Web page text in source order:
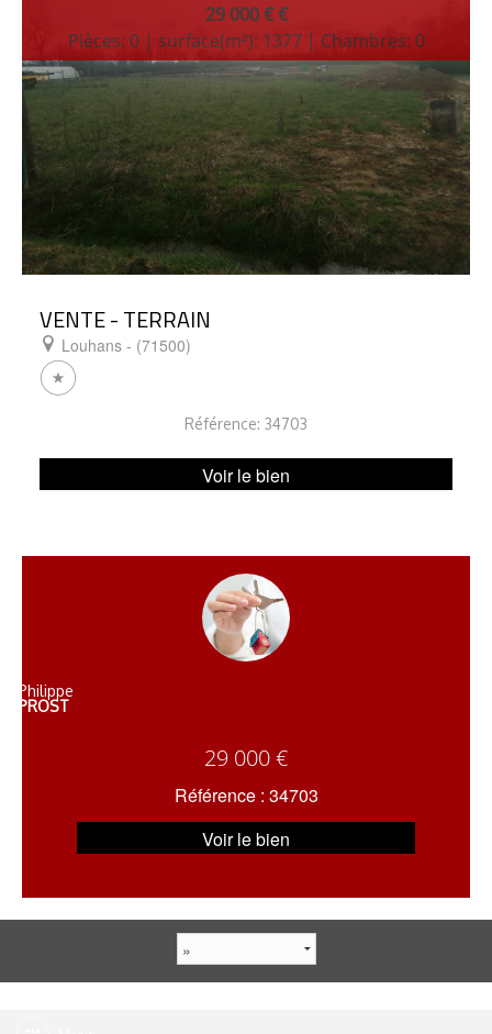
29 000 € €
Pièces: 0 | surface(m²): 1377 | Chambres: 0
VENTE - TERRAIN
Louhans - (71500)
Référence: 34703
Voir le bien
Philippe
PROST
29 000 €
Référence : 34703
Voir le bien